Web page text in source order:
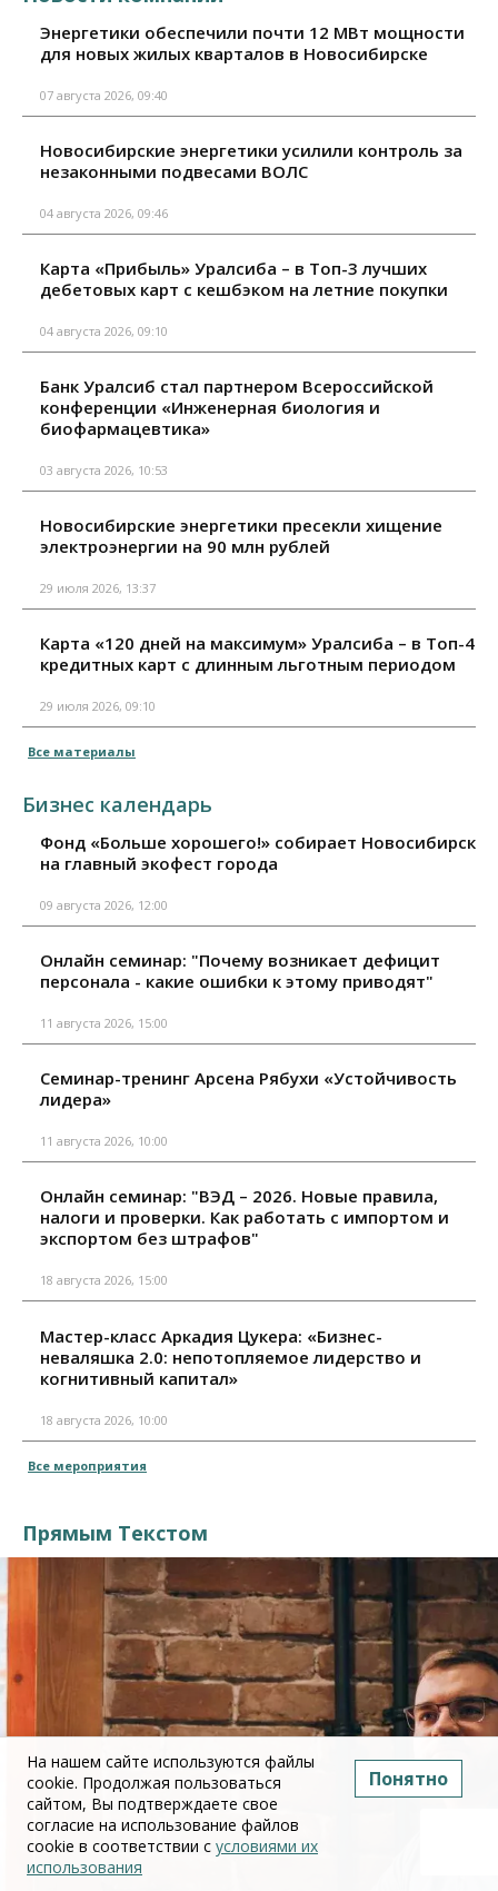
Энергетики обеспечили почти 12 МВт мощности
для новых жилых кварталов в Новосибирске
07 августа 2026, 09:40
Новосибирские энергетики усилили контроль за
незаконными подвесами ВОЛС
04 августа 2026, 09:46
Карта «Прибыль» Уралсиба – в Топ-3 лучших
дебетовых карт с кешбэком на летние покупки
04 августа 2026, 09:10
Банк Уралсиб стал партнером Всероссийской
конференции «Инженерная биология и
биофармацевтика»
03 августа 2026, 10:53
Новосибирские энергетики пресекли хищение
электроэнергии на 90 млн рублей
29 июля 2026, 13:37
Карта «120 дней на максимум» Уралсиба – в Топ-4
кредитных карт с длинным льготным периодом
29 июля 2026, 09:10
Все материалы
Бизнес календарь
Фонд «Больше хорошего!» собирает Новосибирск
на главный экофест города
09 августа 2026, 12:00
Онлайн семинар: "Почему возникает дефицит
персонала - какие ошибки к этому приводят"
11 августа 2026, 15:00
Семинар-тренинг Арсена Рябухи «Устойчивость
лидера»
11 августа 2026, 10:00
Онлайн семинар: "ВЭД – 2026. Новые правила,
налоги и проверки. Как работать с импортом и
экспортом без штрафов"
18 августа 2026, 15:00
Мастер-класс Аркадия Цукера: «Бизнес-
неваляшка 2.0: непотопляемое лидерство и
когнитивный капитал»
18 августа 2026, 10:00
Все мероприятия
Прямым Текстом
На нашем сайте используются файлы
cookie. Продолжая пользоваться
сайтом, Вы подтверждаете свое
согласие на использование файлов
cookie в соответствии с условиями их
использования
Понятно